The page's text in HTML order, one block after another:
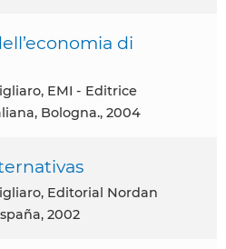
di
Bologna., 2004
2002